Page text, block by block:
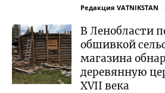
Редакция VATNIKSTAN -
В Ленобласти
обшивкой
магазина
деревянную
XVII века